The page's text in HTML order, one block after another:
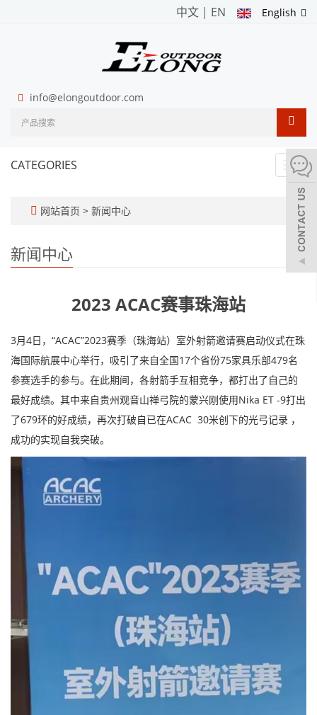
English
中文 | EN
info@elongoutdoor.com
CATEGORIES
网站首页 > 新闻中心
新闻中心
2023 ACAC赛事珠海站
3月4日，“ACAC”2023赛季（珠海站）室外射箭邀请赛启动仪式在珠
海国际航展中心举行，吸引了来自全国17个省份75家具乐部479名
参赛选手的参与。在此期间，各射箭手互相竞争，都打出了自己的
最好成绩。其中来自贵州观音山禅弓院的蒙兴刚使用Nika ET -9打出
了679环的好成绩，再次打破自已在ACAC 30米创下的光弓记录 ，
成功的实现自我突破。